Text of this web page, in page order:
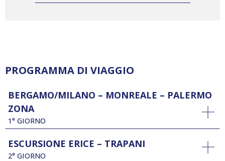
PROGRAMMA DI VIAGGIO
BERGAMO/MILANO – MONREALE – PALERMO
ZONA
1° GIORNO
ESCURSIONE ERICE – TRAPANI
2° GIORNO